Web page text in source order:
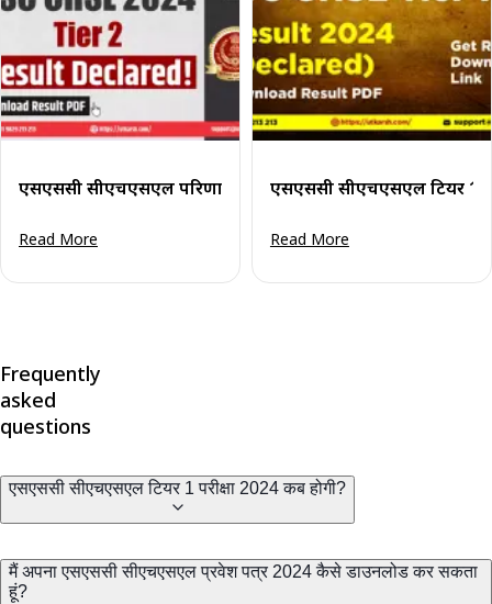
एसएससी सीएचएसएल परिणाम 2024 (घोषित) टियर 2 हेतु: परिणाम
Read More
एसएससी सीएचएसएल टियर 1
Read More
Frequently
asked
questions
एसएससी सीएचएसएल टियर 1 परीक्षा 2024 कब होगी?
मैं अपना एसएससी सीएचएसएल प्रवेश पत्र 2024 कैसे डाउनलोड कर सकता
हूं?